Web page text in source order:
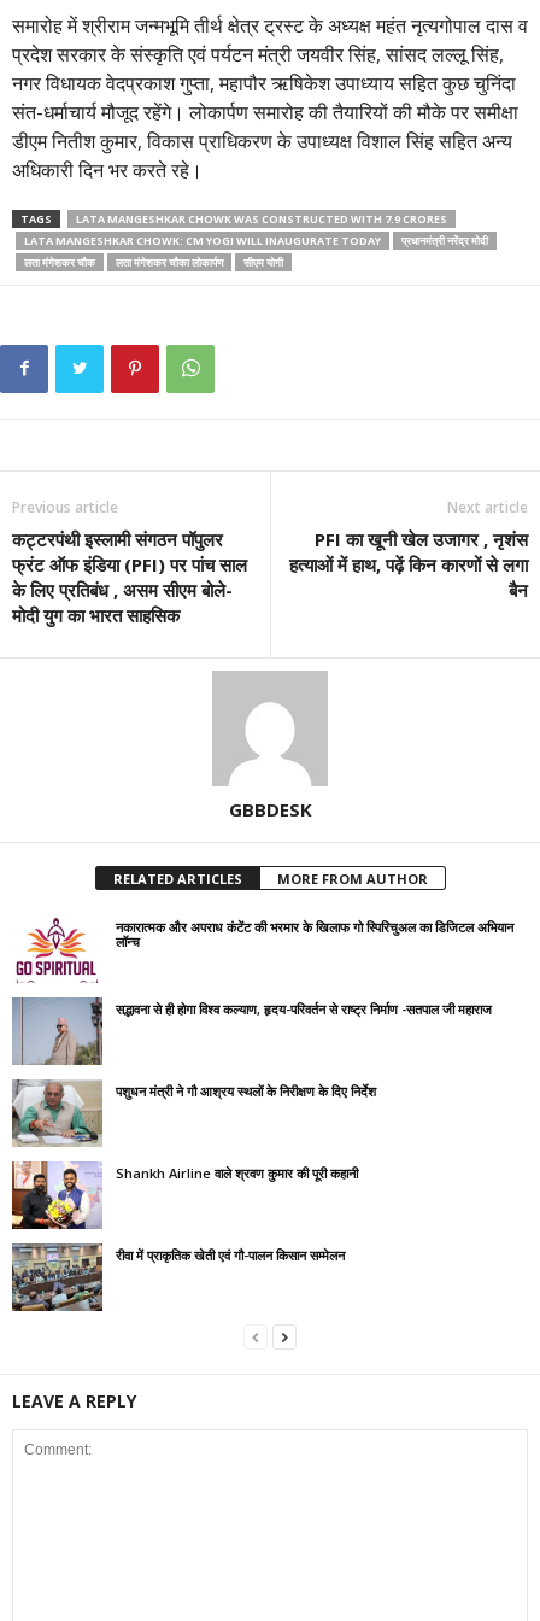
समारोह में श्रीराम जन्मभूमि तीर्थ क्षेत्र ट्रस्ट के अध्यक्ष महंत नृत्यगोपाल दास व
प्रदेश सरकार के संस्कृति एवं पर्यटन मंत्री जयवीर सिंह, सांसद लल्लू सिंह,
नगर विधायक वेदप्रकाश गुप्ता, महापौर ऋषिकेश उपाध्याय सहित कुछ चुनिंदा
संत-धर्माचार्य मौजूद रहेंगे। लोकार्पण समारोह की तैयारियों की मौके पर समीक्षा
डीएम नितीश कुमार, विकास प्राधिकरण के उपाध्यक्ष विशाल सिंह सहित अन्य
अधिकारी दिन भर करते रहे।
TAGS
LATA MANGESHKAR CHOWK WAS CONSTRUCTED WITH 7.9 CRORES
LATA MANGESHKAR CHOWK: CM YOGI WILL INAUGURATE TODAY
प्रधानमंत्री नरेंद्र मोदी
लता मंगेशकर चौक
लता मंगेशकर चौका लोकार्पण सीएम योगी
Previous article
कट्टरपंथी इस्लामी संगठन पॉपुलर
फ्रंट ऑफ इंडिया (PFI) पर पांच साल
के लिए प्रतिबंध , असम सीएम बोले-
मोदी युग का भारत साहसिक
Next article
PFI का खूनी खेल उजागर , नृशंस
हत्याओं में हाथ, पढ़ें किन कारणों से लगा
बैन
GBBDESK
RELATED ARTICLES MORE FROM AUTHOR
नकारात्मक और अपराध कंटेंट की भरमार के खिलाफ गो स्पिरिचुअल का डिजिटल अभियान
लॉन्च
सद्भावना से ही होगा विश्व कल्याण, हृदय-परिवर्तन से राष्ट्र निर्माण -सतपाल जी महाराज
पशुधन मंत्री ने गौ आश्रय स्थलों के निरीक्षण के दिए निर्देश
Shankh Airline वाले श्रवण कुमार की पूरी कहानी
रीवा में प्राकृतिक खेती एवं गौ-पालन किसान सम्मेलन
LEAVE A REPLY